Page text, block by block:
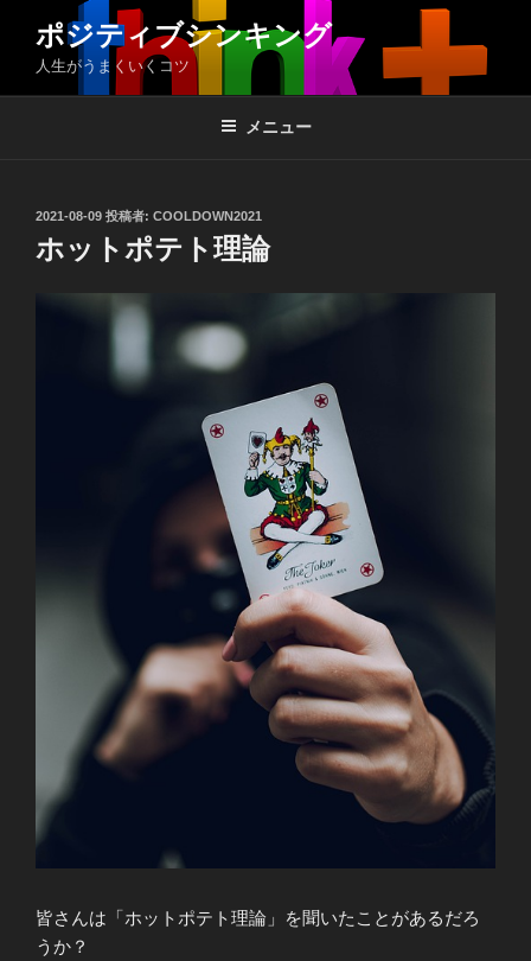
ン
ポジティブシンキング
人生がうまくいくコツ
メニュー
投
日:
2021-08-09 投稿者: COOLDOWN2021
ホットポテト理論
皆さんは「ホットポテト理論」を聞いたことがあるだろ
うか？